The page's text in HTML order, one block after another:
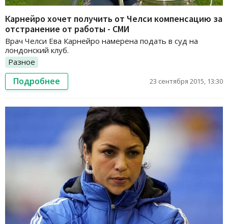
Карнейро хочет получить от Челси компенсацию за
отстранение от работы - СМИ
Врач Челси Ева Карнейро намерена подать в суд на
лондонский клуб.
Разное
Подробнее 23 сентября 2015, 13:30